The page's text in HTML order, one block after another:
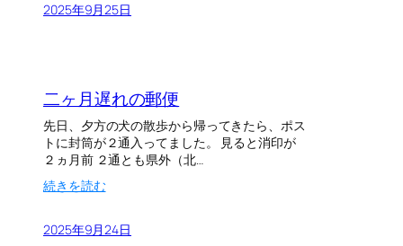
ラ
2025年9月25日
二ヶ月遅れの郵便
先日、夕方の犬の散歩から帰ってきたら、ポス
トに封筒が２通入ってました。 見ると消印が
２ヵ月前 ２通とも県外（北…
続きを読む:
月
2025年9月24日